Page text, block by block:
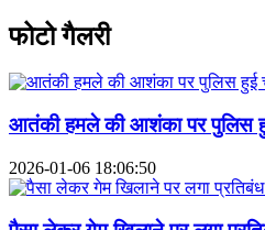
फोटो गैलरी
आतंकी हमले की आशंका पर पुलिस
2026-01-06 18:06:50